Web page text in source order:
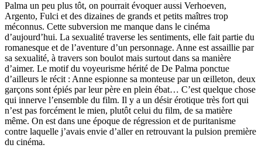
Palma un peu plus tôt, on pourrait évoquer aussi Verhoeven,
Argento, Fulci et des dizaines de grands et petits maîtres trop
méconnus. Cette subversion me manque dans le cinéma
d’aujourd’hui. La sexualité traverse les sentiments, elle fait partie du
romanesque et de l’aventure d’un personnage. Anne est assaillie par
sa sexualité, à travers son boulot mais surtout dans sa manière
d’aimer. Le motif du voyeurisme hérité de De Palma ponctue
d’ailleurs le récit : Anne espionne sa monteuse par un œilleton, deux
garçons sont épiés par leur père en plein ébat… C’est quelque chose
qui innerve l’ensemble du film. Il y a un désir érotique très fort qui
n’est pas forcément le mien, plutôt celui du film, de sa matière
même. On est dans une époque de régression et de puritanisme
contre laquelle j’avais envie d’aller en retrouvant la pulsion première
du cinéma.